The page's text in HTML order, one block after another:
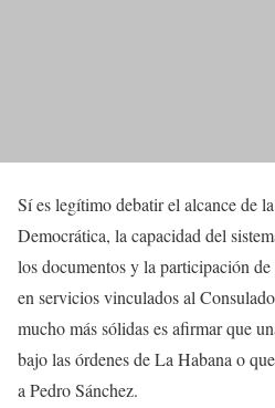
Sí es legítimo debatir el alcance de
Democrática, la capacidad del
los documentos y la participación de
en servicios vinculados al
mucho más sólidas es afirmar que
bajo las órdenes de La Habana o
a Pedro Sánchez.